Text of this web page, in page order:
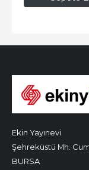
Ekin Yayınevi
Şehreküstü Mh.
BURSA